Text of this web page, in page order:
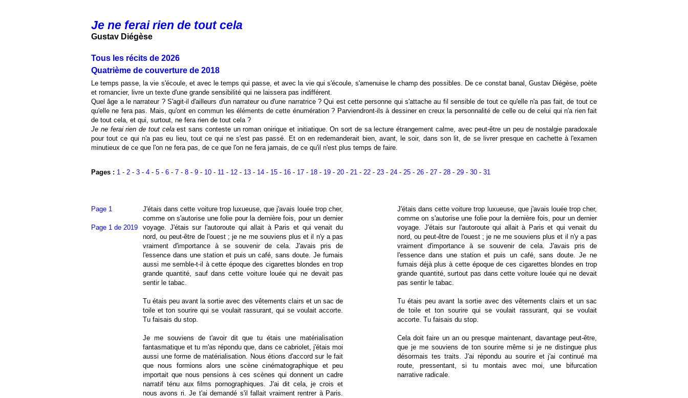
Je ne ferai rien de tout cela
Gustav Diégèse
Tous les récits de 2026
Quatrième de couverture de 2018
Le temps passe, la vie s'écoule, et avec le temps qui passe, et avec la vie qui s'écoule, s'amenuise le champ des possibles. De ce constat banal, Gustav Diégèse, poète
et romancier, livre un texte d'une grande sensibilité qui ne laissera pas indifférent.
Quel âge a le narrateur ? S'agit-il d'ailleurs d'un narrateur ou d'une narratrice ? Qui est cette personne qui s'attache au fil sensible de tout ce qu'elle n'a pas fait, de tout ce
qu'elle ne fera pas. Mais, qu'ont en commun les éléments de cette énumération ? Parviendront-ils à dessiner en creux la personnalité de celle ou de celui qui n'a rien fait
de tout cela, et qui, surtout, ne fera rien de tout cela ?
Je ne ferai rien de tout celaest sans conteste un roman onirique et initiatique. On sort de sa lecture étrangement calme, avec peut-être un peu de nostalgie paradoxale
pour tout ce qui n'a pas eu lieu, tout ce qui ne s'est pas passé. Et on en redemanderait bien, avant, le soir, dans son lit, de se livrer presque en cachette à l'examen
minutieux de ce que l'on ne fera pas, de ce que l'on ne fera jamais, de ce qu'il n'est plus temps de faire.
Pages : 1 - 2 - 3 - 4 - 5 - 6 - 7 - 8 - 9 - 10 - 11 - 12 - 13 - 14 - 15 - 16 - 17 - 18 - 19 - 20 - 21 - 22 - 23 - 24 - 25 - 26 - 27 - 28 - 29 - 30 - 31
Page 1
Page 1 de 2019
J'étais dans cette voiture trop luxueuse, que j'avais louée trop cher,
comme on s'autorise une folie pour la dernière fois, pour un dernier
voyage. J'étais sur l'autoroute qui allait à Paris et qui venait du
nord, ou peut-être de l'ouest ; je ne me souviens plus et il n'y a pas
vraiment d'importance à se souvenir de cela. J'avais pris de
l'essence dans une station et puis un café, sans doute. Je fumais
aussi me semble-t-il à cette époque des cigarettes blondes en trop
grande quantité, sauf dans cette voiture louée qui ne devait pas
sentir le tabac.
Tu étais peu avant la sortie avec des vêtements clairs et un sac de
toile et ton sourire qui se voulait rassurant, qui se voulait accorte.
Tu faisais du stop.
Je me souviens de t'avoir dit que tu étais une matérialisation
fantasmatique et tu m'as répondu que, dans ce cabriolet, j'étais moi
aussi une forme de matérialisation. Nous étions d'accord sur le fait
que nous formions alors une scène cinématographique et peu
importait que nous pensions à ces scènes qui donnent un cadre
narratif ténu aux films pornographiques. J'ai dit cela, je crois et
nous avons ri. Je t'ai demandé s'il fallait vraiment rentrer à Paris.
J'étais dans cette voiture trop luxueuse, que j'avais louée trop cher,
comme on s'autorise une folie pour la dernière fois, pour un dernier
voyage. J'étais sur l'autoroute qui allait à Paris et qui venait du
nord, ou peut-être de l'ouest ; je ne me souviens plus et il n'y a pas
vraiment d'importance à se souvenir de cela. J'avais pris de
l'essence dans une station et puis un café, sans doute. Je ne
fumais déjà plus à cette époque de ces cigarettes blondes en trop
grande quantité, surtout pas dans cette voiture louée qui ne devait
pas sentir le tabac.
Tu étais peu avant la sortie avec des vêtements clairs et un sac
de toile et ton sourire qui se voulait rassurant, qui se voulait
accorte. Tu faisais du stop.
Cela doit faire un an ou presque maintenant, davantage peut-être,
que je me souviens de ton sourire même si je ne distingue plus
désormais tes traits. J'ai répondu au sourire et j'ai continué ma
route, pressentant, si tu montais avec moi, une bifurcation
narrative radicale.